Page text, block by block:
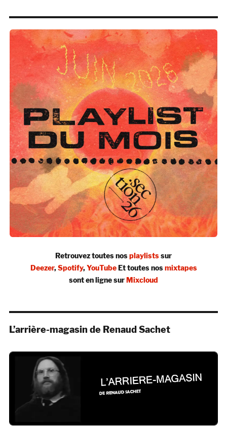
Retrouvez toutes nosplaylistssur
Deezer,Spotify,YouTubeEt toutes nosmixtapes
sont en ligne surMixcloud
L’arrière-magasin de Renaud Sachet